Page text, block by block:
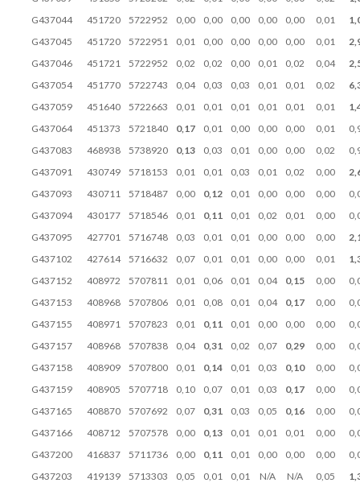
G437044
451720 5722952 0,00 0,00 0,00 0,00 0,00 0,01
G437045
451720 5722951 0,01 0,00 0,00 0,00 0,00 0,01
G437046
451721 5722952 0,02 0,02 0,00 0,01 0,02 0,04
G437054
451770 5722743 0,04 0,03 0,03 0,01 0,01 0,02
G437059
451640 5722663 0,01 0,01 0,01 0,01 0,01 0,01
G437064
451373 5721840 0,17 0,01 0,00 0,00 0,00 0,01
G437083
468938 5738920 0,13 0,03 0,01 0,00 0,00 0,02
G437091
430749 5718153 0,01 0,01 0,03 0,01 0,02 0,00
G437093
430711 5718487 0,00 0,12 0,01 0,00 0,00 0,00
G437094
430177 5718546 0,01 0,11 0,01 0,02 0,01 0,00
G437095
427701 5716748 0,03 0,01 0,01 0,00 0,00 0,00
G437102
427614 5716632 0,07 0,01 0,01 0,00 0,00 0,01
G437152
408972 5707811 0,01 0,06 0,01 0,04 0,15 0,00
G437153
408968 5707806 0,01 0,08 0,01 0,04 0,17 0,00
G437155
408971 5707823 0,01 0,11 0,01 0,00 0,00 0,00
G437157
408968 5707838 0,04 0,31 0,02 0,07 0,29 0,00
G437158
408909 5707800 0,01 0,14 0,01 0,03 0,10 0,00
G437159
408905 5707718 0,10 0,07 0,01 0,03 0,17 0,00
G437165
408870 5707692 0,07 0,31 0,03 0,05 0,16 0,00
G437166
408712 5707578 0,00 0,13 0,01 0,01 0,01 0,00
G437200
416837 5711736 0,00 0,11 0,01 0,00 0,00 0,00
G437203
419139 5713303 0,05 0,01 0,01 N/A N/A 0,05